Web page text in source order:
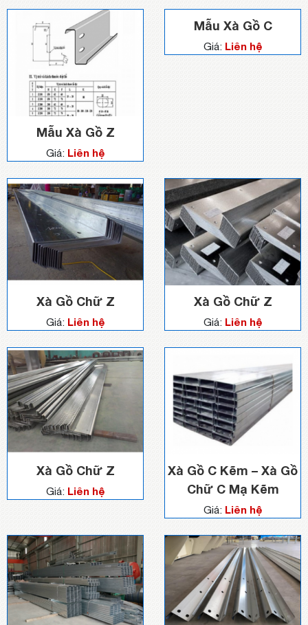
Mẫu Xà Gồ Z
Giá: Liên hệ
Mẫu Xà Gồ C
Giá: Liên hệ
Xà Gồ Chữ Z
Giá: Liên hệ
Xà Gồ Chữ Z
Giá: Liên hệ
Xà Gồ Chữ Z
Giá: Liên hệ
Xà Gồ C Kẽm – Xà Gồ
Chữ C Mạ Kẽm
Giá: Liên hệ